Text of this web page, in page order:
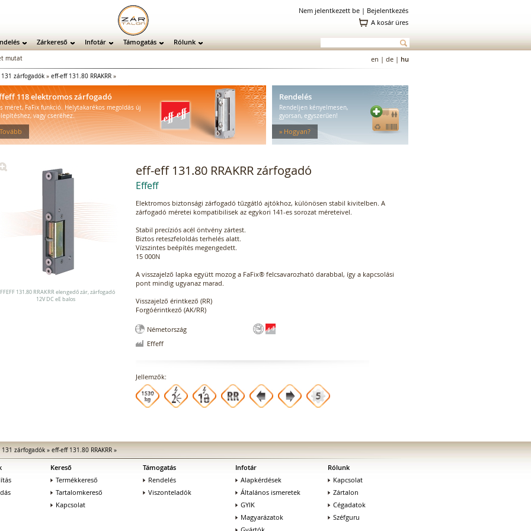
Nem jelentkezett be | Bejelentkezés
A kosár üres
Zárkereső Infotár Támogatás Rólunk
mutat en | de | hu
131 zárfogadók » eff-eff 131.80 RRAKRR »
118 elektromos zárfogadó
méret, FaFix funkció. Helytakarékos megoldás új
vagy cseréhez.
Rendelés
Rendeljen kényelmesen,
gyorsan, egyszerűen!
» Hogyan?
131.80 RRAKRR elengedő zár, zárfogadó
12V DC eE balos
eff-eff 131.80 RRAKRR zárfogadó
Effeff
Elektromos biztonsági zárfogadó tűzgátló ajtókhoz, különösen stabil kivitelben. A
zárfogadó méretei kompatibilisek az egykori 141-es sorozat méreteivel.
Stabil precíziós acél öntvény zártest.
Biztos reteszfeloldás terhelés alatt.
Vízszintes beépítés megengedett.
15 000N
A visszajelző lapka együtt mozog a FaFix® felcsavarozható darabbal, így a kapcsolási
pont mindig ugyanaz marad.
Visszajelző érintkező (RR)
Forgóérintkező (AK/RR)
Németország
Effeff
Jellemzők:
131 zárfogadók» eff-eff 131.80 RRAKRR»
Kereső
Termékkereső
Tartalomkereső
Kapcsolat
Támogatás
Rendelés
Viszonteladók
Infotár
Alapkérdések
Általános ismeretek
GYIK
Magyarázatok
Rólunk
Kapcsolat
Zártalon
Cégadatok
Széfguru